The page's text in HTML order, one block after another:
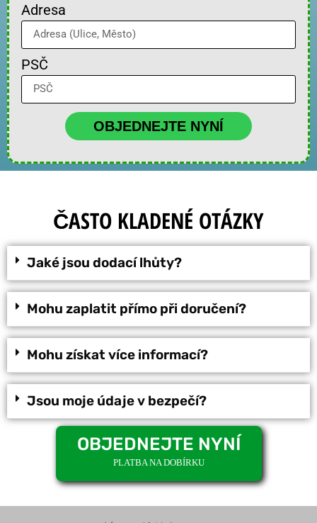
Adresa
PSČ
OBJEDNEJTE NYNÍ
ČASTO KLADENÉ OTÁZKY
Jaké jsou dodací lhůty?
Mohu zaplatit přímo při doručení?
Mohu získat více informací?
Jsou moje údaje v bezpečí?
OBJEDNEJTE NYNÍ
PLATBA NA DOBÍRKU